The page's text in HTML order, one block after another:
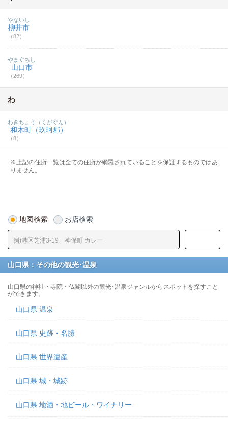
柳井市
（82）
やないし
山口市
（269）
やまぐちし
わ
和木町（玖珂郡）
（8）
わきちょう（くがぐん）
※上記の住所一覧は全ての住所が網羅されていることを保証するものではあ
りません。
地図検索 お店検索
山口県：その他の観光･温泉
山口県の神社・寺院・仏閣以外の観光･温泉ジャンルからスポットを探すこと
ができます。
山口県 温泉
山口県 史跡・名勝
山口県 世界遺産
山口県 城・城跡
山口県 地酒・地ビール・ワイナリー